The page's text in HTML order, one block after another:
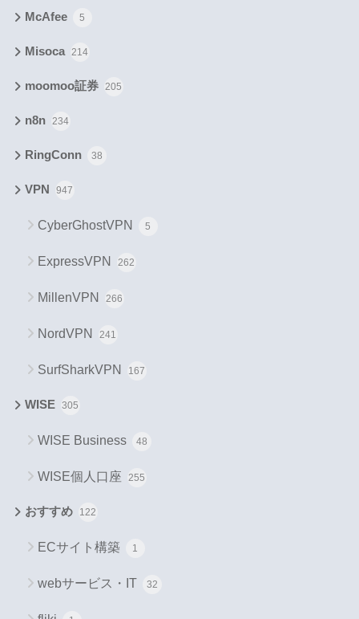
McAfee 5
Misoca 214
moomoo証券 205
n8n 234
RingConn 38
VPN 947
CyberGhostVPN 5
ExpressVPN 262
MillenVPN 266
NordVPN 241
SurfSharkVPN 167
WISE 305
WISE Business 48
WISE個人口座 255
おすすめ 122
ECサイト構築 1
webサービス・IT 32